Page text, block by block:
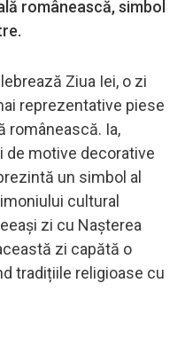
românească, simbol
Ziua Iei, o zi
reprezentative piese
românească. Ia,
de motive decorative
un simbol al
cultural
zi cu Nașterea
zi capătă o
tradițiile religioase cu